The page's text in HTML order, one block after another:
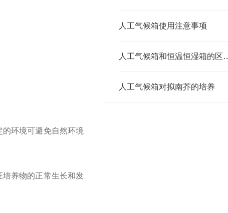
人工气候箱使用注意事项
人工气候箱和
人工气候箱对拟南芥的培养
环境可避免自然环境
养物的正常生长和发